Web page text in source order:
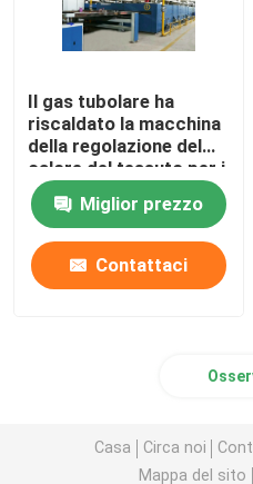
Il gas tubolare ha
riscaldato la macchina
della regolazione del
calore del tessuto per i
tessuti
dell'asciugamano
2200mm
Miglior prezzo
Contattaci
Casa Circa noi
Mappa del sito